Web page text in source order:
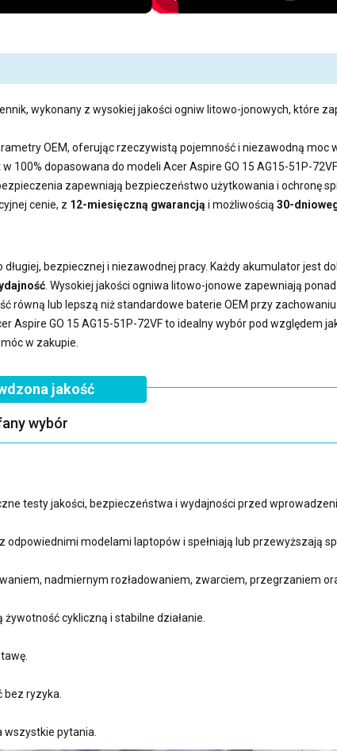
wykonany z wysokiej jakości ogniw litowo-jonowych, które
OEM, oferując rzeczywistą pojemność i niezawodną moc
dopasowana do modeli Acer Aspire GO 15 AG15-51P-
zapewniają bezpieczeństwo użytkowania i ochronę
cenie, z 12-miesięczną gwarancją i możliwością 30-
bezpiecznej i niezawodnej pracy. Każdy akumulator jest
. Wysokiej jakości ogniwa litowo-jonowe zapewniają ponad
równą lub lepszą niż standardowe baterie OEM przy
Aspire GO 15 AG15-51P-72VFto idealny wybór pod względem
w zakupie.
jakość
wybór
testy jakości, bezpieczeństwa i wydajności przed
modelami laptopów i spełniają lub przewyższają
nadmiernym rozładowaniem, zwarciem, przegrzaniem
cykliczną i stabilne działanie.
ryzyka.
wszystkie pytania.